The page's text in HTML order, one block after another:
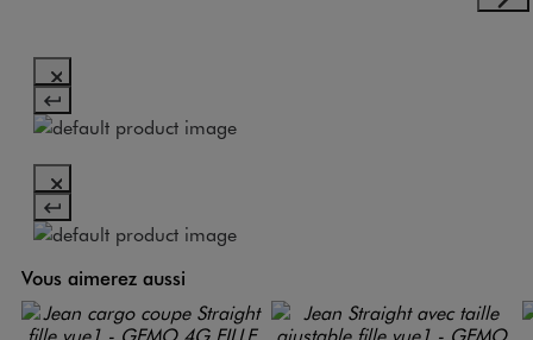
Vous aimerez aussi